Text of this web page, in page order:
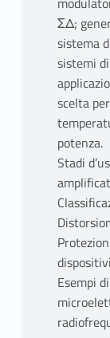
ΣΔ;
sistema
sistemi
scelta
potenza.
Stadi
Esempi